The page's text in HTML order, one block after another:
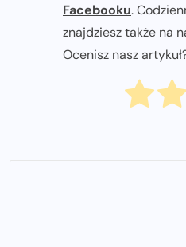
Facebooku.
znajdziesz także na
Ocenisz nasz